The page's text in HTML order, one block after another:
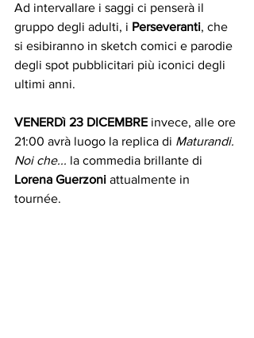
Ad intervallare i saggi ci penserà il
gruppo degli adulti, i Perseveranti, che
si esibiranno in sketch comici e parodie
degli spot pubblicitari più iconici degli
ultimi anni.
VENERDì 23 DICEMBRE invece, alle ore
21:00 avrà luogo la replica di Maturandi.
Noi che... la commedia brillante di
Lorena Guerzoni attualmente in
tournée.